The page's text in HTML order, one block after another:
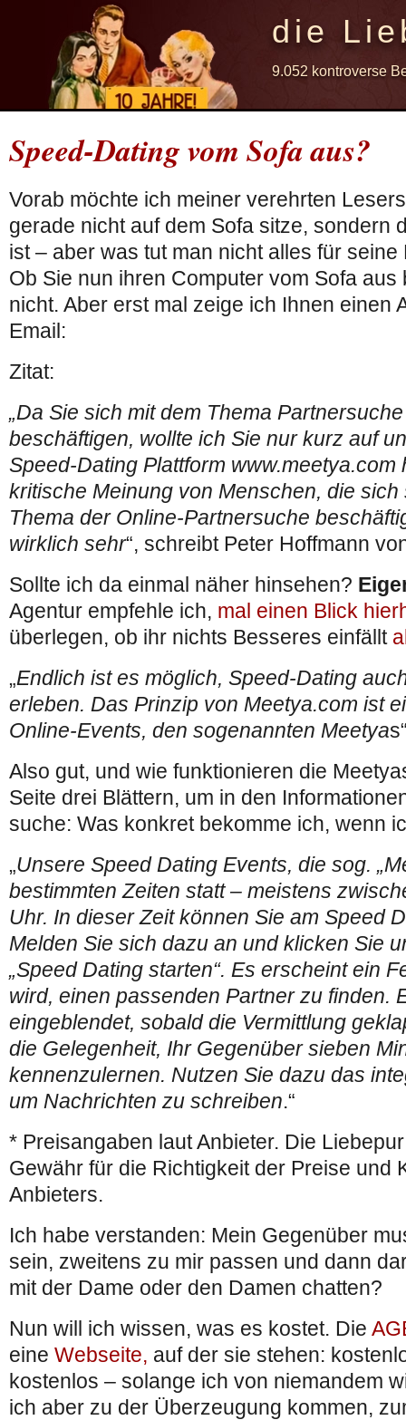
die
9.052 kontroverse
Speed-Dating vom Sofa aus?
Vorab möchte ich meiner verehrten
gerade nicht auf dem Sofa sitze, sondern
ist – aber was tut man nicht alles für
Ob Sie nun ihren Computer vom Sofa
nicht. Aber erst mal zeige ich Ihnen einen
Email:
Zitat:
„Da Sie sich mit dem Thema
beschäftigen, wollte ich Sie nur kurz auf
Speed-Dating Plattform www.meetya.com
kritische Meinung von Menschen, die
Thema der Online-Partnersuche
wirklich sehr“, schreibt Peter Hoffmann
Sollte ich da einmal näher hinsehen?
Agentur empfehle ich, mal einen Blick
überlegen, ob ihr nichts Besseres einfällt
„Endlich ist es möglich, Speed-Dating
erleben. Das Prinzip von Meetya.com ist
Online-Events, den sogenannten Meetya
Also gut, und wie funktionieren die
Seite drei Blättern, um in den
suche: Was konkret bekomme ich, wenn
„Unsere Speed Dating Events, die sog.
bestimmten Zeiten statt – meistens
Uhr. In dieser Zeit können Sie am Speed
Melden Sie sich dazu an und klicken Sie
„Speed Dating starten“. Es erscheint ein
wird, einen passenden Partner zu finden.
eingeblendet, sobald die Vermittlung
die Gelegenheit, Ihr Gegenüber sieben
kennenzulernen. Nutzen Sie dazu das
um Nachrichten zu schreiben.“
* Preisangaben laut Anbieter. Die
Gewähr für die Richtigkeit der Preise und
Anbieters.
Ich habe verstanden: Mein Gegenüber
sein, zweitens zu mir passen und dann
mit der Dame oder den Damen chatten?
Nun will ich wissen, was es kostet. Die
eine Webseite, auf der sie stehen:
kostenlos – solange ich von niemandem
ich aber zu der Überzeugung kommen,